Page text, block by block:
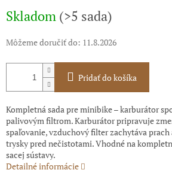
Skladom (>5 sada)
Môžeme doručiť do: 11.8.2026
Pridať do košíka
Kompletná sada pre minibike – karburátor
palivovým filtrom. Karburátor pripravuje
spaľovanie, vzduchový filter zachytáva
trysky pred nečistotami. Vhodné na
sacej sústavy.
Detailné informácie